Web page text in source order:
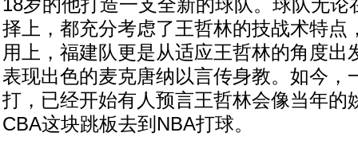
18岁的他打造一支全新的球队。球队无论
择上，都充分考虑了王哲林的技战术特点
用上，福建队更是从适应王哲林的角度出
表现出色的麦克唐纳以言传身教。如今，
打，已经开始有人预言王哲林会像当年的
CBA这块跳板去到NBA打球。